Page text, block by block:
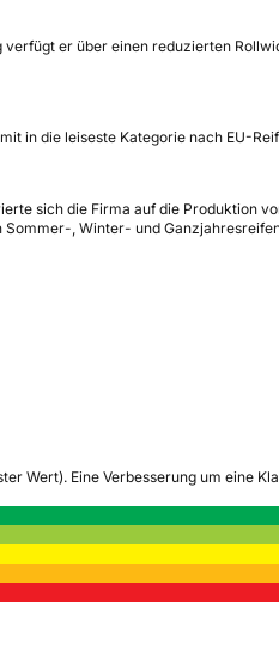
er über einen reduzierten
in die leiseste Kategorie nach EU-
sich die Firma auf die Produktion
, Winter- und
Wert). Eine Verbesserung um eine